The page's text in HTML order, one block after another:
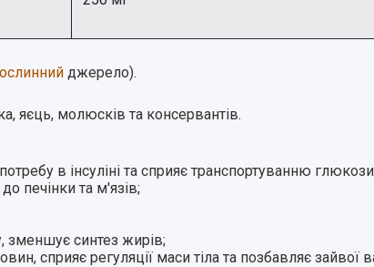
джерело).
яєць, молюсків та консервантів.
в інсуліні та сприяє транспортуванню
печінки та м'язів;
зменшує синтез жирів;
, сприяє регуляції маси тіла та позбавляє зайвої